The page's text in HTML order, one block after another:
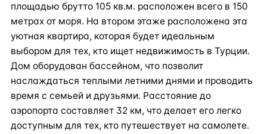
площадью брутто 105 кв.м. расположен всего в 150
метрах от моря. На втором этаже расположена эта
уютная квартира, которая будет идеальным
выбором для тех, кто ищет недвижимость в Турции.
Дом оборудован бассейном, что позволит
наслаждаться теплыми летними днями и проводить
время с семьей и друзьями. Расстояние до
аэропорта составляет 32 км, что делает его легко
доступным для тех, кто путешествует на самолете.